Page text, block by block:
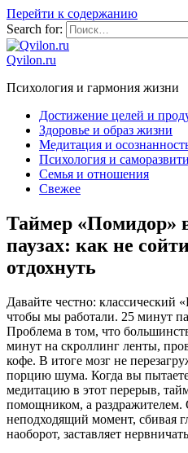
Перейти к содержанию
Search for:
Qvilon.ru
Психология и гармония жизни
Достижение целей и
Здоровье и образ жизни
Медитация и
Психология и
Семья и отношения
Свежее
Таймер «Помидор»
паузах: как не
отдохнуть
Давайте честно: классический
чтобы мы работали. 25 минут
Проблема в том, что
минут на скроллинг ленты,
кофе. В итоге мозг не
порцию шума. Когда вы
медитацию в этот перерыв,
помощником, а раздражителем.
неподходящий момент, сбивая
наоборот, заставляет